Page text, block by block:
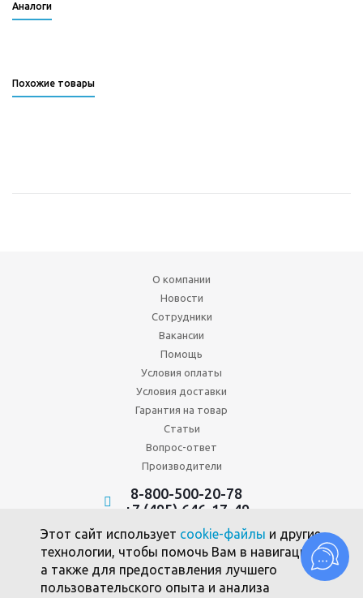
Аналоги
Похожие товары
О компании
Новости
Сотрудники
Вакансии
Помощь
Условия оплаты
Условия доставки
Гарантия на товар
Статьи
Вопрос-ответ
Производители
8-800-500-20-78
+7 (495) 646-17-49
Политика конфиденциальности
Пользовательское соглашение
Политика использования файлов cookie
Этот сайт использует cookie-файлы и другие
технологии, чтобы помочь Вам в навигации,
а также для предоставления лучшего
пользовательского опыта и анализа